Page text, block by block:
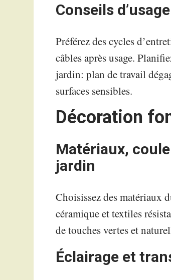
Conseils
Préférez des cycles
câbles après usage.
jardin: plan de travail
surfaces sensibles.
Décoration
Matériaux,
jardin
Choisissez des matériaux
céramique et textiles
de touches vertes et
Éclairage et